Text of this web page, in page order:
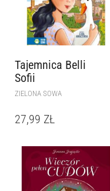
Tajemnica Belli
Sofii
ZIELONA SOWA
27,99 ZŁ